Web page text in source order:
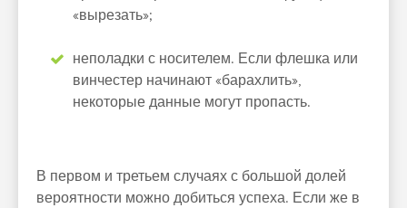
«вырезать»;
неполадки с носителем. Если флешка или
винчестер начинают «барахлить»,
некоторые данные могут пропасть.
В первом и третьем случаях с большой долей
вероятности можно добиться успеха. Если же в